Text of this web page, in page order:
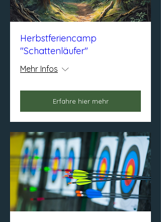
Herbstferiencamp
"Schattenläufer"
Mehr Infos
Erfahre hier mehr